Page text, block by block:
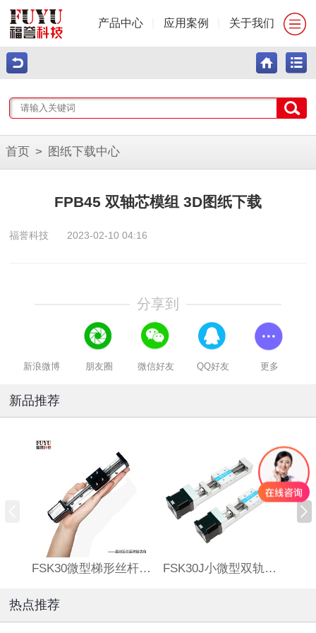
产品中心 应用案例 关于我们
首页 > 图纸下载中心
FPB45 双轴芯模组 3D图纸下载
福誉科技 2023-02-10 04:16
分享到
新浪微博 朋友圈 微信好友 QQ好友 更多
新品推荐
FSK30微型梯形丝杆滑台 FSK30J小微型双轨丝杆直线模组
热点推荐